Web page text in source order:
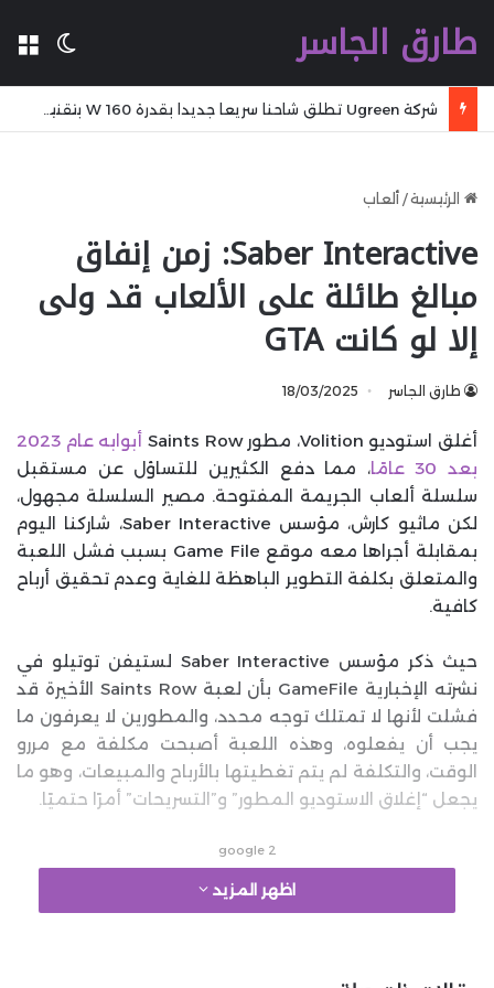
طارق الجاسر
شركة Ugreen تطلق شاحنا سريعا جديدا بقدرة 160 W بتقنية GaN مع تقنية WiFi وكابل مدمج وشاشة
الرئيسية/ ألعاب
Saber Interactive: زمن إنفاق
مبالغ طائلة على الألعاب قد ولى
إلا لو كانت GTA
طارق الجاسر 18/03/2025
أغلق استوديو Volition، مطور Saints Row
أبوابه عام 2023
بعد 30 عامًا
، مما دفع الكثيرين للتساؤل عن مستقبل
سلسلة ألعاب الجريمة المفتوحة. مصير السلسلة مجهول،
لكن ماثيو كارش، مؤسس Saber Interactive، شاركنا اليوم
بمقابلة أجراها معه موقع Game File بسبب فشل اللعبة
والمتعلق بكلفة التطوير الباهظة للغاية وعدم تحقيق أرباح
كافية.
حيث ذكر مؤسس Saber Interactive لستيفن توتيلو في
نشرته الإخبارية GameFile بأن لعبة Saints Row الأخيرة قد
فشلت لأنها لا تمتلك توجه محدد، والمطورين لا يعرفون ما
يجب أن يفعلوه، وهذه اللعبة أصبحت مكلفة مع مررو
الوقت، والتكلفة لم يتم تغطيتها بالأرباح والمبيعات، وهو ما
يجعل “إغلاق الاستوديو المطور” و”التسريحات” أمرًا حتميًا.
google 2
اظهر المزيد